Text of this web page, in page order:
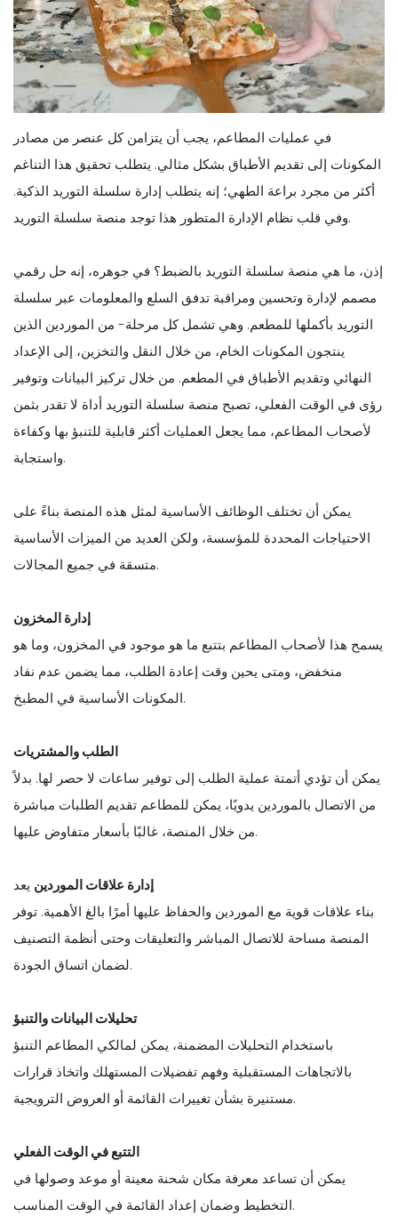
في عمليات المطاعم، يجب أن يتزامن كل عنصر من مصادر
المكونات إلى تقديم الأطباق بشكل مثالي. يتطلب تحقيق هذا التناغم
أكثر من مجرد براعة الطهي؛ إنه يتطلب إدارة سلسلة التوريد الذكية.
وفي قلب نظام الإدارة المتطور هذا توجد منصة سلسلة التوريد.
إذن، ما هي منصة سلسلة التوريد بالضبط؟ في جوهره، إنه حل رقمي
مصمم لإدارة وتحسين ومراقبة تدفق السلع والمعلومات عبر سلسلة
التوريد بأكملها للمطعم. وهي تشمل كل مرحلة- من الموردين الذين
ينتجون المكونات الخام، من خلال النقل والتخزين، إلى الإعداد
النهائي وتقديم الأطباق في المطعم. من خلال تركيز البيانات وتوفير
رؤى في الوقت الفعلي، تصبح منصة سلسلة التوريد أداة لا تقدر بثمن
لأصحاب المطاعم، مما يجعل العمليات أكثر قابلية للتنبؤ بها وكفاءة
واستجابة.
يمكن أن تختلف الوظائف الأساسية لمثل هذه المنصة بناءً على
الاحتياجات المحددة للمؤسسة، ولكن العديد من الميزات الأساسية
متسقة في جميع المجالات.
إدارة المخزون
يسمح هذا لأصحاب المطاعم بتتبع ما هو موجود في المخزون، وما هو
منخفض، ومتى يحين وقت إعادة الطلب، مما يضمن عدم نفاد
المكونات الأساسية في المطبخ.
الطلب والمشتريات
يمكن أن تؤدي أتمتة عملية الطلب إلى توفير ساعات لا حصر لها. بدلاً
من الاتصال بالموردين يدويًا، يمكن للمطاعم تقديم الطلبات مباشرة
من خلال المنصة، غالبًا بأسعار متفاوض عليها.
إدارة علاقات الموردين يعد
بناء علاقات قوية مع الموردين والحفاظ عليها أمرًا بالغ الأهمية. توفر
المنصة مساحة للاتصال المباشر والتعليقات وحتى أنظمة التصنيف
لضمان اتساق الجودة.
تحليلات البيانات والتنبؤ
باستخدام التحليلات المضمنة، يمكن لمالكي المطاعم التنبؤ
بالاتجاهات المستقبلية وفهم تفضيلات المستهلك واتخاذ قرارات
مستنيرة بشأن تغييرات القائمة أو العروض الترويجية.
التتبع في الوقت الفعلي
يمكن أن تساعد معرفة مكان شحنة معينة أو موعد وصولها في
التخطيط وضمان إعداد القائمة في الوقت المناسب.